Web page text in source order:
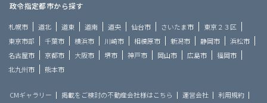
政令指定都市から探す
札幌市 道北 道東 道南 道央 仙台市 さいたま市
東京２３区
東京市部
千葉市 横浜市 川崎市 相模原市 新潟市 静岡市
浜松市
名古屋市
京都市 大阪市 堺市 神戸市 岡山市 広島市
福岡市
北九州市
熊本市
CMギャラリー 掲載をご検討の不動産会社様はこちら 運営会社
利用規約